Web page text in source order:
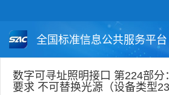
全国标准信息公共服务平台
国家标准 行业标准
数字可寻址照明接口 第224部分
要求 不可替换光源（设备类型23